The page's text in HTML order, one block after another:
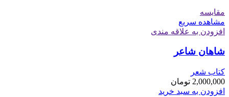
مقایسه
مشاهده سریع
افزودن به علاقه مندی
شاهان شاعر
کتاب شعر
2,000,000 تومان
افزودن به سبد خرید